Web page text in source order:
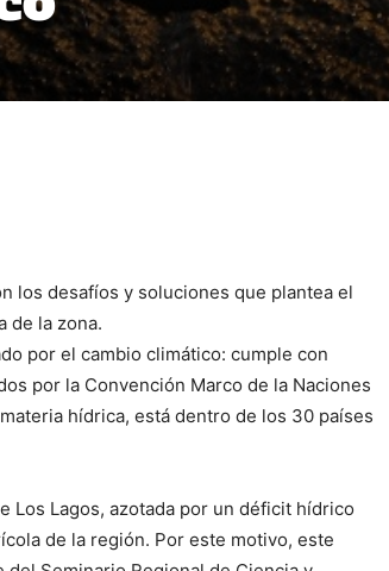
los desafíos y soluciones que plantea el
de la zona.
por el cambio climático: cumple con
por la Convención Marco de la Naciones
hídrica, está dentro de los 30 países
Los Lagos, azotada por un déficit hídrico
de la región. Por este motivo, este